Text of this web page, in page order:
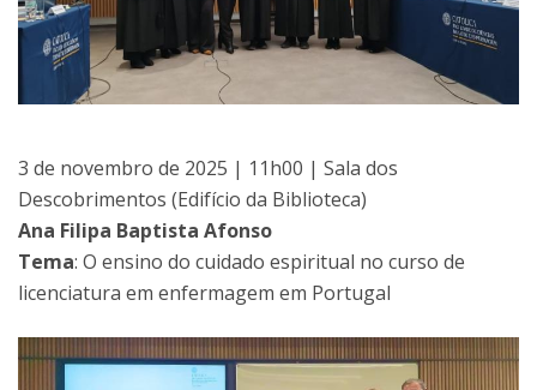
3 de novembro de 2025 | 11h00 | Sala dos
Descobrimentos (Edifício da Biblioteca)
Ana Filipa Baptista Afonso
Tema: O ensino do cuidado espiritual no curso de
licenciatura em enfermagem em Portugal